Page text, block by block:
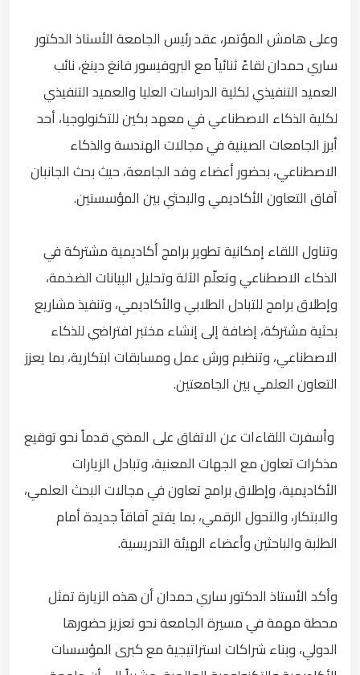
وعلى هامش المؤتمر، عقد رئيس الجامعة الأستاذ الدكتور
ساري حمدان لقاءً ثنائياً مع البروفيسور فانغ دينغ، نائب
العميد التنفيذي لكلية الدراسات العليا والعميد التنفيذي
لكلية الذكاء الاصطناعي في معهد بكين للتكنولوجيا، أحد
أبرز الجامعات الصينية في مجالات الهندسة والذكاء
الاصطناعي، بحضور أعضاء وفد الجامعة، حيث بحث الجانبان
آفاق التعاون الأكاديمي والبحثي بين المؤسستين.
وتناول اللقاء إمكانية تطوير برامج أكاديمية مشتركة في
الذكاء الاصطناعي وتعلّم الآلة وتحليل البيانات الضخمة،
وإطلاق برامج للتبادل الطلابي والأكاديمي، وتنفيذ مشاريع
بحثية مشتركة، إضافة إلى إنشاء مختبر افتراضي للذكاء
الاصطناعي، وتنظيم ورش عمل ومسابقات ابتكارية، بما يعزز
التعاون العلمي بين الجامعتين.
وأسفرت اللقاءات عن الاتفاق على المضي قدماً نحو توقيع
مذكرات تعاون مع الجهات المعنية، وتبادل الزيارات
الأكاديمية، وإطلاق برامج تعاون في مجالات البحث العلمي،
والابتكار، والتحول الرقمي، بما يفتح آفاقاً جديدة أمام
الطلبة والباحثين وأعضاء الهيئة التدريسية.
وأكد الأستاذ الدكتور ساري حمدان أن هذه الزيارة تمثل
محطة مهمة في مسيرة الجامعة نحو تعزيز حضورها
الدولي، وبناء شراكات استراتيجية مع كبرى المؤسسات